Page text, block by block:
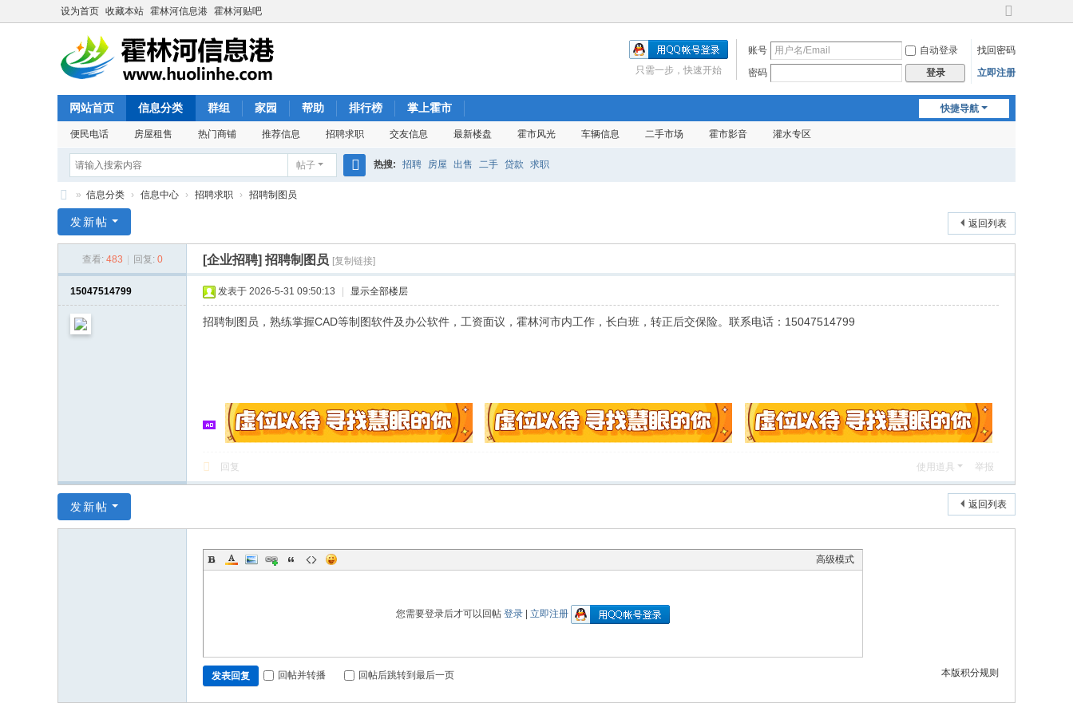
设为首页 收藏本站 霍林河信息港 霍林河贴吧
切
到
宽
账号 自动登录
找回密码
密码
登录 立即注册
只需一步，快速开始
快捷导航
网站首页 信息分类 群组 家园 帮助 排行榜 掌上霍市
便民电话 房屋租售 热门商铺 推荐信息 招聘求职 交友信息 最新楼盘 霍市风光 车辆信息 二手市场 霍市影音 灌水专区
帖子 热搜: 招聘 房屋 出售 二手 贷款 求职
林
» 信息分类 › 信息中心 › 招聘求职 › 招聘制图员
返回列表
发新帖
查看: 483 回复: 0 [企业招聘] 招聘制图员 [复制链接]
15047514799 发表于 2026-5-31 09:50:13 显示全部楼层
招聘制图员，熟练掌握CAD等制图软件及办公软件，工资面议，霍林河市内工作，长白班，转正后交保险。联系电话：15047514799
回复 使用道具 举报
返回列表
发新帖
高级模式
您需要登录后才可以回帖 登录 立即注册
本版积分规则
发表回复 回帖并转播 回帖后跳转到最后一页